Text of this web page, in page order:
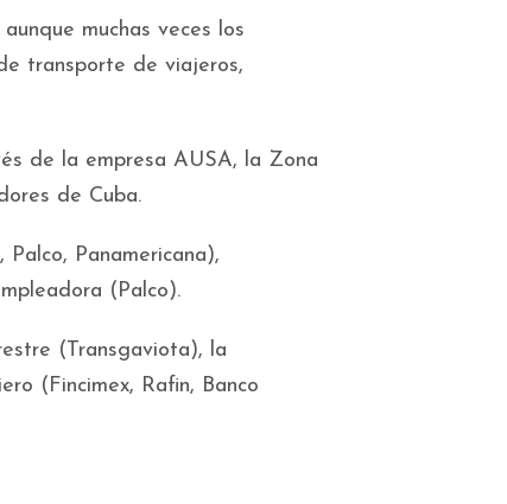
muchas veces los
transporte de viajeros,
de la empresa AUSA, la Zona
de Cuba.
Panamericana),
(Palco).
(Transgaviota), la
(Fincimex, Rafin, Banco